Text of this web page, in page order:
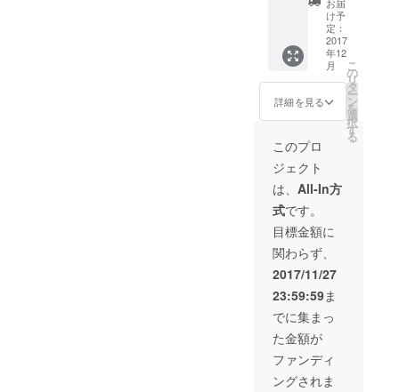
-----------
---- 各商
品の大
きな画
像は
トップ
でご確
認くだ
きな画
像は
トップ
ページ
でご確
認くだ
さい。
コット
ン生地
※写真は
イメー
ジで絵
柄の大
きさや
なる場
合があ
りま
す。 ----
-----------
-----------
-----------
-----------
---- 各商
品の大
きな画
像は
トップ
ページ
でご確
認くだ
さい。
①手書
きお礼
状 ②
ファス
ナー
ポーチ
（W13×
H10×D
６cm）
10oz
コット
ン生地
③Sサイ
ズトー
トバッ
ク
（W30×
H20×D
10cm）
12oz
コット
ン生地
④Lサイ
ズトー
トバッ
ク
（W48×
け予
定：
2017
年12
月
詳細を見る
こ
の
リ
タ
ー
ン
を
選
択
す
る
このプロ
ジェクト
は、 All-In方
式です。
目標金額に
関わらず、
2017/11/27
23:59:59ま
でに集まっ
た金額が
ファンディ
ングされま